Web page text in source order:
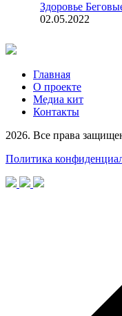
Здоровье
02.05.2022
Главная
О проекте
Медиа кит
Контакты
2026. Все права
Политика